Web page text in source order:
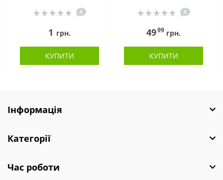
0
1 грн.
КУПИТИ
0
4999 грн.
КУПИТИ
Інформація
Категорії
Час роботи